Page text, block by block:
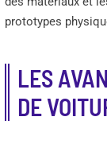
prototypes
LES
DE